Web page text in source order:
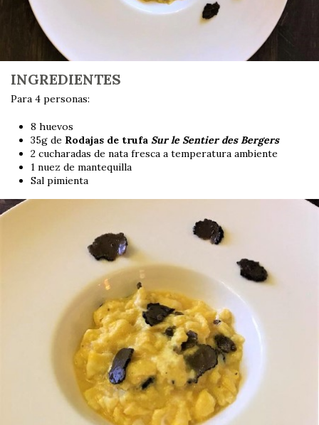
INGREDIENTES
Para 4 personas:
8 huevos
35g de Rodajas de trufa Sur le Sentier des Bergers
2 cucharadas de nata fresca a temperatura ambiente
1 nuez de mantequilla
Sal pimienta